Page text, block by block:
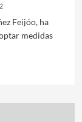
Feijóo, ha
medidas